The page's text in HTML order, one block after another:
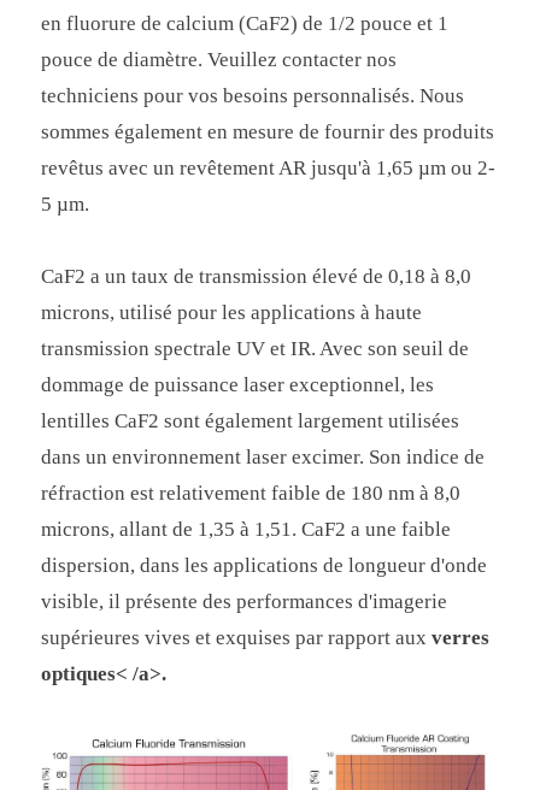
en fluorure de calcium (CaF2) de 1/2 pouce et 1
pouce de diamètre. Veuillez contacter nos
techniciens pour vos besoins personnalisés. Nous
sommes également en mesure de fournir des produits
revêtus avec un revêtement AR jusqu'à 1,65 µm ou 2-
5 µm.
CaF2 a un taux de transmission élevé de 0,18 à 8,0
microns, utilisé pour les applications à haute
transmission spectrale UV et IR. Avec son seuil de
dommage de puissance laser exceptionnel, les
lentilles CaF2 sont également largement utilisées
dans un environnement laser excimer. Son indice de
réfraction est relativement faible de 180 nm à 8,0
microns, allant de 1,35 à 1,51. CaF2 a une faible
dispersion, dans les applications de longueur d'onde
visible, il présente des performances d'imagerie
supérieures vives et exquises par rapport auxverres
optiques< /a>.